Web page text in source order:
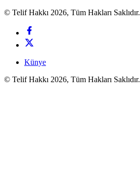
© Telif Hakkı 2026, Tüm Hakları Saklıdır.
Künye
© Telif Hakkı 2026, Tüm Hakları Saklıdır.